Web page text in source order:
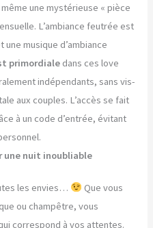
une mystérieuse « pièce
L’ambiance feutrée est
musique d’ambiance
primordiale dans ces love
indépendants, sans vis-
aux couples. L’accès se fait
à un code d’entrée, évitant
une nuit inoubliable
les envies…
Que vous
ou champêtre, vous
correspond à vos attentes.